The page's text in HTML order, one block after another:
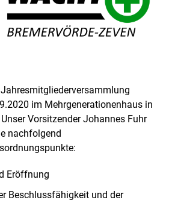
im Mehrgenerationenhaus in
Vorsitzender Johannes Fuhr
nachfolgend
Eröffnung
Beschlussfähigkeit und der